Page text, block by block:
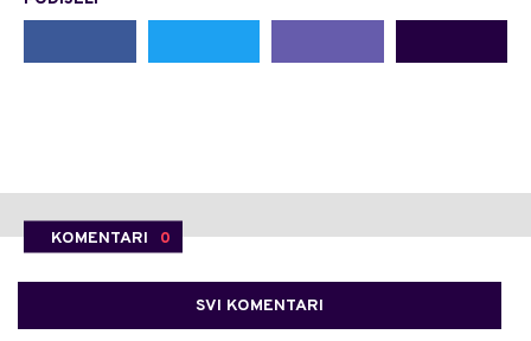
KOMENTARI 0
SVI KOMENTARI